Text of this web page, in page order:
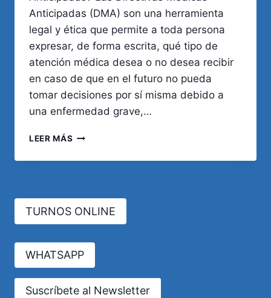
Anticipadas (DMA) son una herramienta
legal y ética que permite a toda persona
expresar, de forma escrita, qué tipo de
atención médica desea o no desea recibir
en caso de que en el futuro no pueda
tomar decisiones por sí misma debido a
una enfermedad grave,…
LEER MÁS DIRECTIVAS
ANTICIPADAS:
DERECHO
A
DECIDIR
VIDA
TURNOS ONLINE
WHATSAPP
Suscríbete al Newsletter